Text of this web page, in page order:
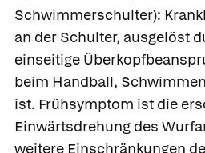
Schwimmerschulter):
an der Schulter, ausgelöst
einseitige
beim Handball,
ist. Frühsymptom ist die
Einwärtsdrehung des
weitere Einschränkungen